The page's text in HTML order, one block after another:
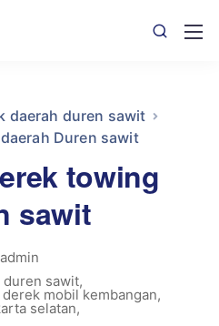
daerah duren sawit
Duren sawit
towing
sawit
admin
duren sawit,
derek mobil kembangan,
selatan,